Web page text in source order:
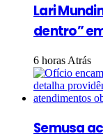
Lari
dentro”
6 horas Atrás
Semusa